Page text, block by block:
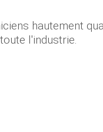
hautement
l'industrie.